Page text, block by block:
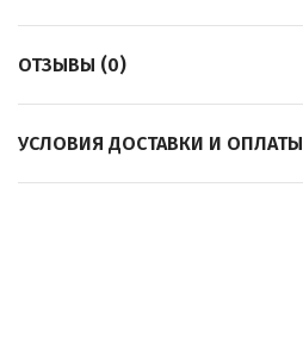
ОТЗЫВЫ (0)
УСЛОВИЯ ДОСТАВКИ И ОПЛАТЫ